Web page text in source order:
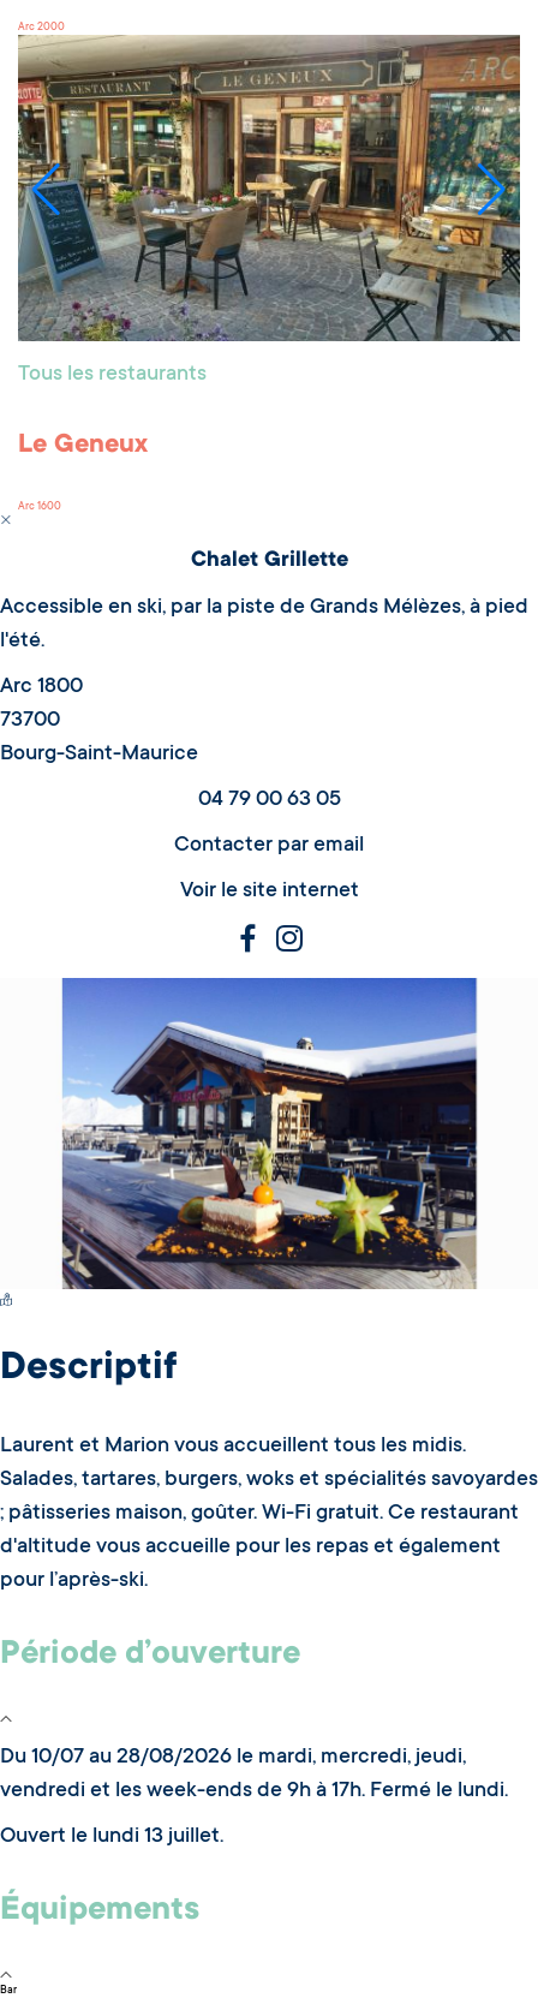
Arc 2000
Tous les restaurants
Le Geneux
Arc 1600
Chalet Grillette
Accessible en ski, par la piste de Grands Mélèzes, à pied
l'été.
Arc 1800
73700
Bourg-Saint-Maurice
04 79 00 63 05
Contacter par email
Voir le site internet
Switch Carte/Photos
Descriptif
Laurent et Marion vous accueillent tous les midis.
Salades, tartares, burgers, woks et spécialités savoyardes
; pâtisseries maison, goûter. Wi-Fi gratuit. Ce restaurant
d'altitude vous accueille pour les repas et également
pour l’après-ski.
Période d’ouverture
Du 10/07 au 28/08/2026 le mardi, mercredi, jeudi,
vendredi et les week-ends de 9h à 17h. Fermé le lundi.
Ouvert le lundi 13 juillet.
Équipements
Bar